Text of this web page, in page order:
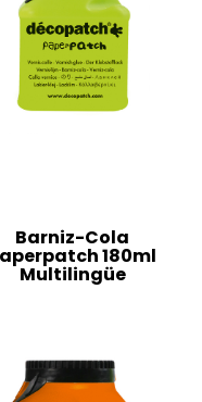
Barniz-Cola
180ml
Multilingüe